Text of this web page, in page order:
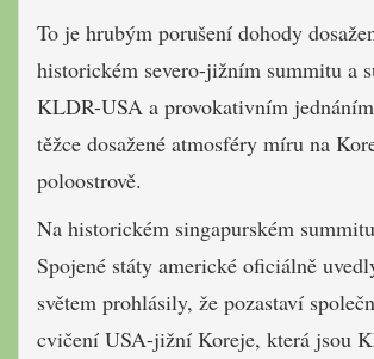
To je hrubým porušení dohody
historickém severo-jižním summitu a
KLDR-USA a provokativním
těžce dosažené atmosféry míru na
poloostrově.
Na historickém singapurském
Spojené státy americké oficiálně
světem prohlásily, že pozastaví
cvičení USA-jižní Koreje, která jsou